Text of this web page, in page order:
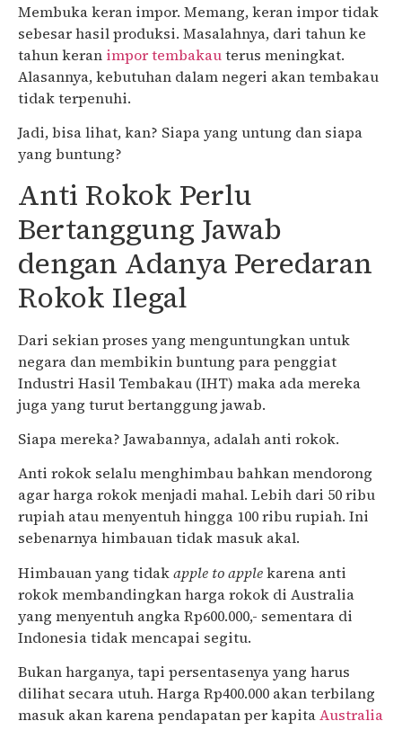
Membuka keran impor. Memang, keran impor tidak
sebesar hasil produksi. Masalahnya, dari tahun ke
tahun keran impor tembakauterus meningkat.
Alasannya, kebutuhan dalam negeri akan tembakau
tidak terpenuhi.
Jadi, bisa lihat, kan? Siapa yang untung dan siapa
yang buntung?
Anti Rokok Perlu
Bertanggung Jawab
dengan Adanya Peredaran
Rokok Ilegal
Dari sekian proses yang menguntungkan untuk
negara dan membikin buntung para penggiat
Industri Hasil Tembakau (IHT) maka ada mereka
juga yang turut bertanggung jawab.
Siapa mereka? Jawabannya, adalah anti rokok.
Anti rokok selalu menghimbau bahkan mendorong
agar harga rokok menjadi mahal. Lebih dari 50 ribu
rupiah atau menyentuh hingga 100 ribu rupiah. Ini
sebenarnya himbauan tidak masuk akal.
Himbauan yang tidakapple to applekarena anti
rokok membandingkan harga rokok di Australia
yang menyentuh angka Rp600.000,- sementara di
Indonesia tidak mencapai segitu.
Bukan harganya, tapi persentasenya yang harus
dilihat secara utuh. Harga Rp400.000 akan terbilang
masuk akan karena pendapatan per kapitaAustralia